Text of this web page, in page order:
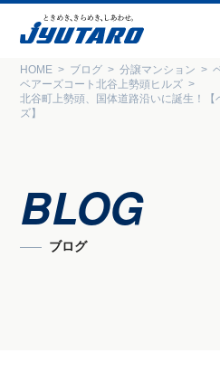
HOME ブログ 分譲マンション
ベアーズコート北谷上勢頭ヒルズ
北谷町上勢頭、国体道路沿いに誕生！
ズ】
BLOG
ブログ